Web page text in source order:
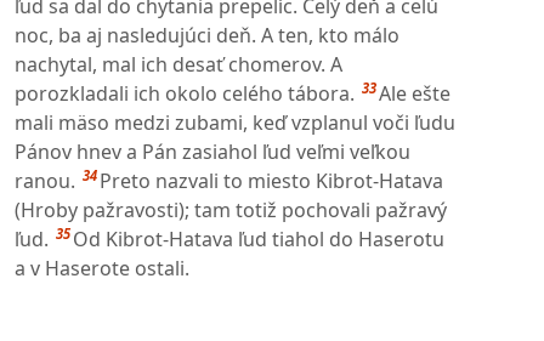
ľud sa dal do chytania prepelíc. Celý deň a celú
noc, ba aj nasledujúci deň. A ten, kto málo
nachytal, mal ich desať chomerov. A
porozkladali ich okolo celého tábora. 33Ale ešte
mali mäso medzi zubami, keď vzplanul voči ľudu
Pánov hnev a Pán zasiahol ľud veľmi veľkou
ranou. 34 Preto nazvali to miesto Kibrot-Hatava
(Hroby pažravosti); tam totiž pochovali pažravý
ľud. 35 Od Kibrot-Hatava ľud tiahol do Haserotu
a v Haserote ostali.